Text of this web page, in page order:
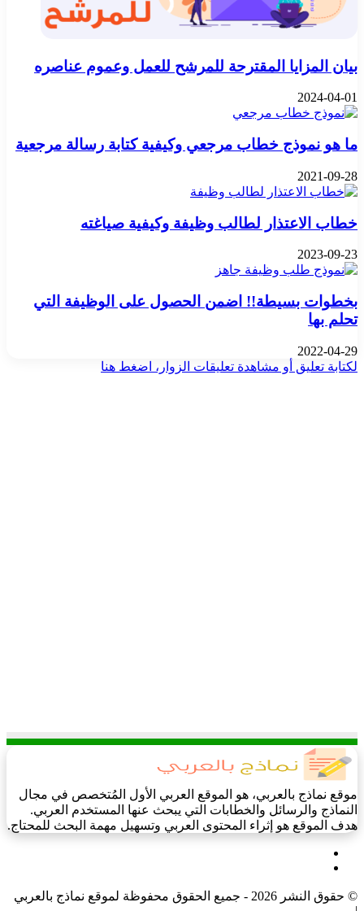
بيان المزايا المقترحة للمرشح للعمل وعموم عناصره
2024-04-01
ما هو نموذج خطاب مرجعي وكيفية كتابة رسالة مرجعية
2021-09-28
خطاب الاعتذار لطالب وظيفة وكيفية صياغته
2023-09-23
بخطوات بسيطة!! اضمن الحصول على الوظيفة التي
تحلم بها
2022-04-29
لكتابة تعليق أو مشاهدة تعليقات الزوار، اضغط هنا
موقع نماذج بالعربي، هو الموقع العربي الأول المُتخصص في مجال
النماذج والرسائل والخطابات التي يبحث عنها المستخدم العربي.
هدف الموقع هو إثراء المحتوى العربي وتسهيل مهمة البحث للمحتاج.
© حقوق النشر 2026 - جميع الحقوق محفوظة لموقع نماذج بالعربي